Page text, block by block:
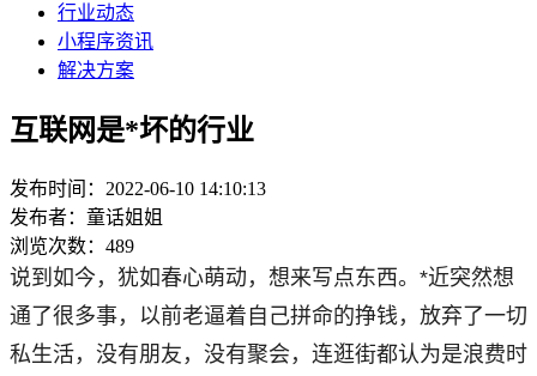
行业动态
小程序资讯
解决方案
互联网是*坏的行业
发布时间：2022-06-10 14:10:13
发布者：童话姐姐
浏览次数：489
说到如今，犹如春心萌动，想来写点东西。*近突然想
通了很多事，以前老逼着自己拼命的挣钱，放弃了一切
私生活，没有朋友，没有聚会，连逛街都认为是浪费时